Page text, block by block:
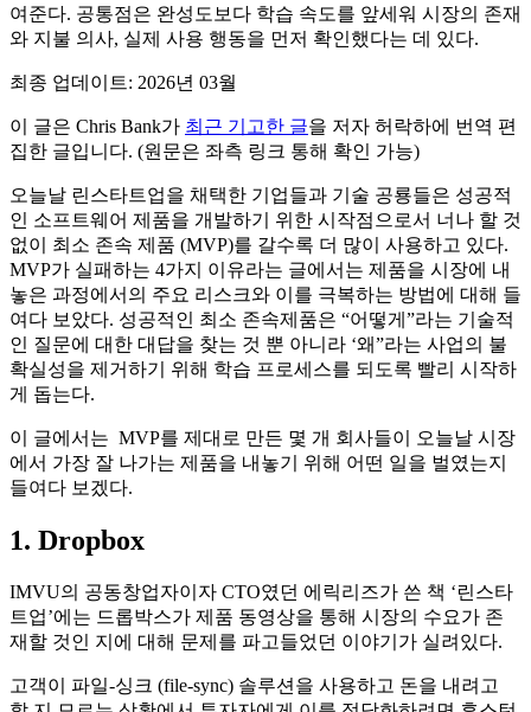
여준다. 공통점은 완성도보다 학습 속도를 앞세워 시장의 존재
와 지불 의사, 실제 사용 행동을 먼저 확인했다는 데 있다.
최종 업데이트: 2026년 03월
이 글은 Chris Bank가 최근 기고한 글을 저자 허락하에 번역 편
집한 글입니다. (원문은 좌측 링크 통해 확인 가능)
오늘날 린스타트업을 채택한 기업들과 기술 공룡들은 성공적
인 소프트웨어 제품을 개발하기 위한 시작점으로서 너나 할 것
없이 최소 존속 제품 (MVP)를 갈수록 더 많이 사용하고 있다.
MVP가 실패하는 4가지 이유라는 글에서는 제품을 시장에 내
놓은 과정에서의 주요 리스크와 이를 극복하는 방법에 대해 들
여다 보았다. 성공적인 최소 존속제품은 “어떻게”라는 기술적
인 질문에 대한 대답을 찾는 것 뿐 아니라 ‘왜”라는 사업의 불
확실성을 제거하기 위해 학습 프로세스를 되도록 빨리 시작하
게 돕는다.
이 글에서는 MVP를 제대로 만든 몇 개 회사들이 오늘날 시장
에서 가장 잘 나가는 제품을 내놓기 위해 어떤 일을 벌였는지
들여다 보겠다.
1. Dropbox
IMVU의 공동창업자이자 CTO였던 에릭리즈가 쓴 책 ‘린스타
트업’에는 드롭박스가 제품 동영상을 통해 시장의 수요가 존
재할 것인 지에 대해 문제를 파고들었던 이야기가 실려있다.
고객이 파일-싱크 (file-sync) 솔루션을 사용하고 돈을 내려고